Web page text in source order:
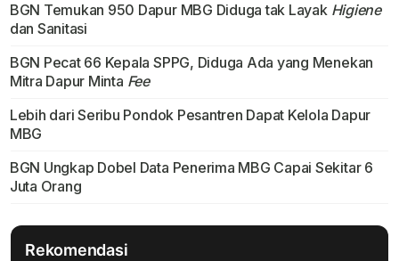
BGN Temukan 950 Dapur MBG Diduga tak Layak Higiene
dan Sanitasi
BGN Pecat 66 Kepala SPPG, Diduga Ada yang Menekan
Mitra Dapur Minta Fee
Lebih dari Seribu Pondok Pesantren Dapat Kelola Dapur
MBG
BGN Ungkap Dobel Data Penerima MBG Capai Sekitar 6
Juta Orang
Rekomendasi